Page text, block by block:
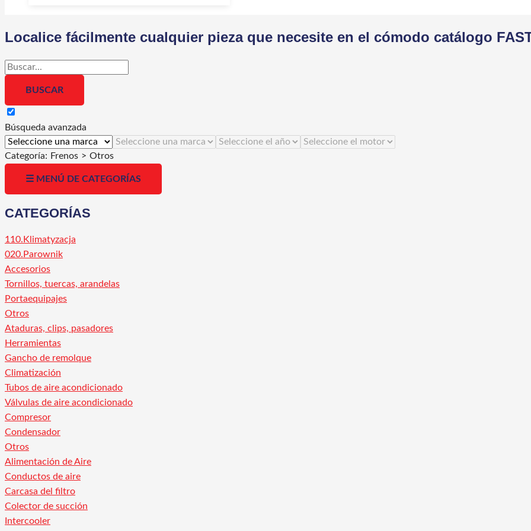
Localice fácilmente cualquier pieza que necesite en el cómodo catálogo
Búsqueda avanzada
Categoría: Frenos > Otros
☰ MENÚ DE CATEGORÍAS
CATEGORÍAS
110.Klimatyzacja
020.Parownik
Accesorios
Tornillos, tuercas, arandelas
Portaequipajes
Otros
Ataduras, clips, pasadores
Herramientas
Gancho de remolque
Climatización
Tubos de aire acondicionado
Válvulas de aire acondicionado
Compresor
Condensador
Otros
Alimentación de Aire
Conductos de aire
Carcasa del filtro
Colector de succión
Intercooler